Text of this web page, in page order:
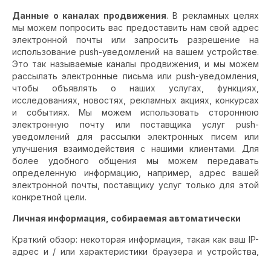
Данные о каналах продвижения. В рекламных целях
мы можем попросить вас предоставить нам свой адрес
электронной почты или запросить разрешение на
использование push-уведомлений на вашем устройстве.
Это так называемые каналы продвижения, и мы можем
рассылать электронные письма или push-уведомления,
чтобы объявлять о наших услугах, функциях,
исследованиях, новостях, рекламных акциях, конкурсах
и событиях. Мы можем использовать стороннюю
электронную почту или поставщика услуг push-
уведомлений для рассылки электронных писем или
улучшения взаимодействия с нашими клиентами. Для
более удобного общения мы можем передавать
определенную информацию, например, адрес вашей
электронной почты, поставщику услуг только для этой
конкретной цели.
Личная информация, собираемая автоматически
Краткий обзор: некоторая информация, такая как ваш IP-
адрес и / или характеристики браузера и устройства,